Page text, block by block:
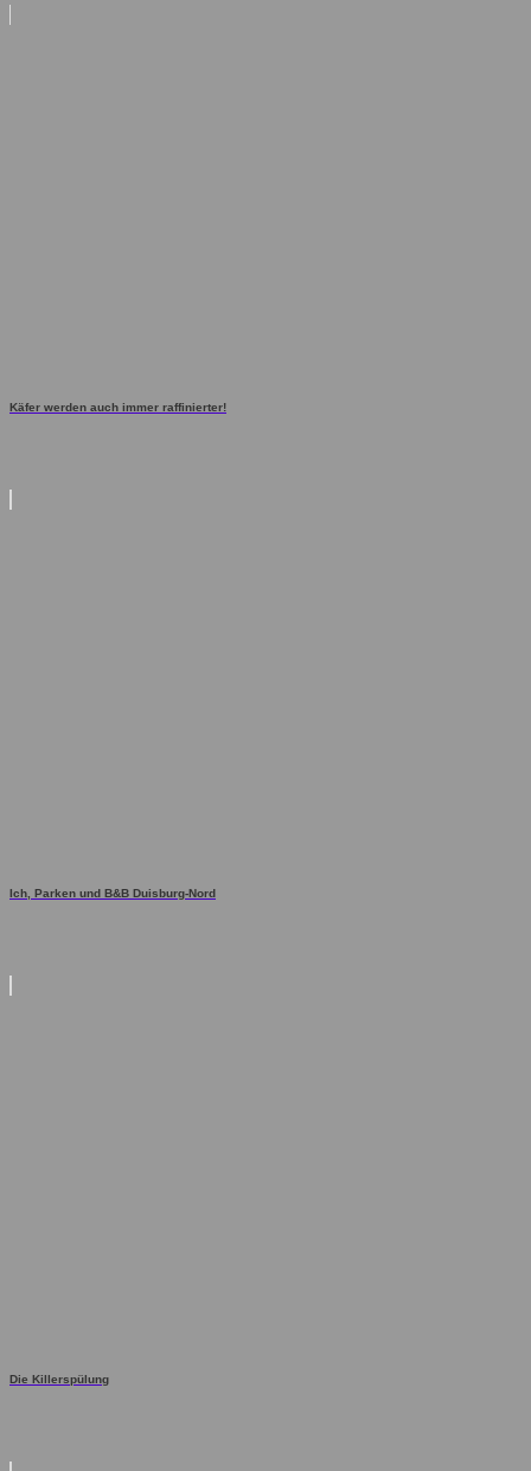
Käfer werden auch immer raffinierter!
Ich, Parken und B&B Duisburg-Nord
Die Killerspülung